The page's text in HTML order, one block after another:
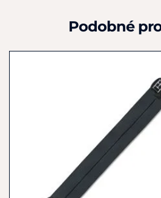
Podobné